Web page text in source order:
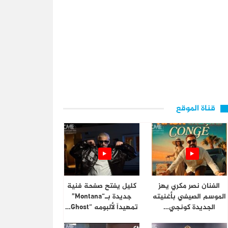
قناة الموقع
الفنان نصر مكري يهز
الموسم الصيفي بأغنيته
الجديدة كونجي…
كليل يفتح صفحة فنية
جديدة بـ“Montana”
تمهيداً لألبومه “Ghost…